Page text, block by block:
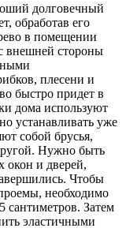
долговечный
обработав его
в помещении
внешней стороны
плесени и
быстро придет в
дома используют
устанавливать уже
собой брусья,
Нужно быть
окон и дверей,
Чтобы
необходимо
сантиметров. Затем
эластичными